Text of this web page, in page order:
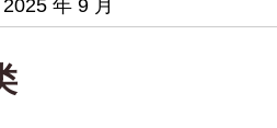
2025 年 9 月